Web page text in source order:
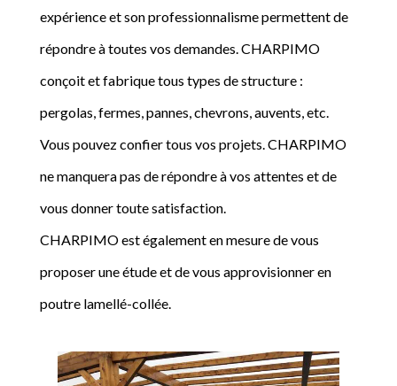
expérience et son professionnalisme permettent de
répondre à toutes vos demandes. CHARPIMO
conçoit et fabrique tous types de structure :
pergolas, fermes, pannes, chevrons, auvents, etc.
Vous pouvez confier tous vos projets. CHARPIMO
ne manquera pas de répondre à vos attentes et de
vous donner toute satisfaction.
CHARPIMO est également en mesure de vous
proposer une étude et de vous approvisionner en
poutre lamellé-collée.